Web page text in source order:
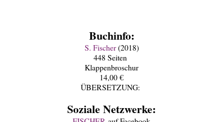
Buchinfo:
S. Fischer(2018)
448 Seiten
Klappenbroschur
14,00 €
ÜBERSETZUNG:
Soziale Netzwerke: